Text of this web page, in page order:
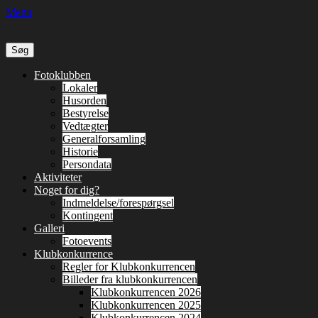
Menu
Søg
efter:
Primær
SpringFotoklubben
Lokaler
Husorden
Bestyrelse
Vedtægter
Generalforsamling
Historie
Persondata
Aktiviteter
Noget for dig?
Indmeldelse/forespørgsel
Kontingent
Galleri
Fotoevents
Klubkonkurrence
Regler for Klubkonkurrencen
Billeder fra klubkonkurrencen
Klubkonkurrencen 2026
Klubkonkurrencen 2025